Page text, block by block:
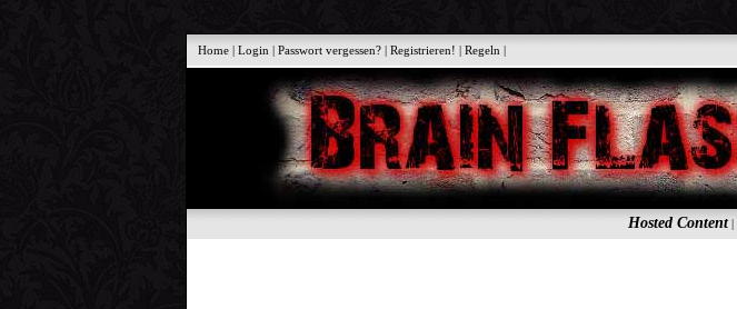
Home |Login |Passwort vergessen? |Registrieren! |Regeln |
Hosted Content|